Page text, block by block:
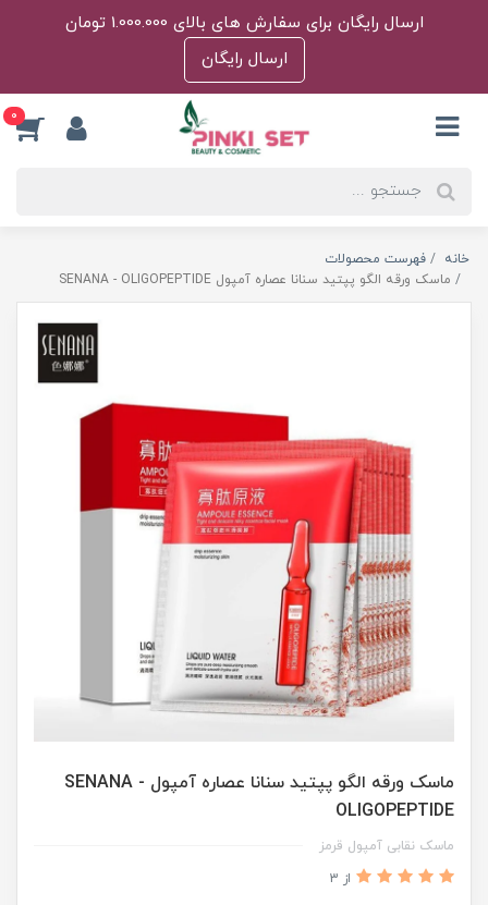
ارسال رایگان برای سفارش های بالای 1.000.000 تومان
ارسال رایگان
0
خانه
فهرست محصولات
ماسک ورقه الگو پپتید سنانا عصاره آمپول SENANA - OLIGOPEPTIDE
ماسک ورقه الگو پپتید سنانا عصاره آمپول SENANA -
OLIGOPEPTIDE
ماسک نقابی آمپول قرمز
از 3